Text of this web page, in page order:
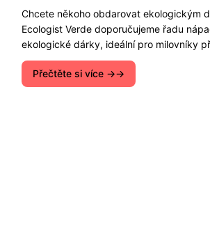
Chcete někoho obdarovat ekologickým
Ecologist Verde doporučujeme řadu
ekologické dárky, ideální pro milovníky
Přečtěte si více →